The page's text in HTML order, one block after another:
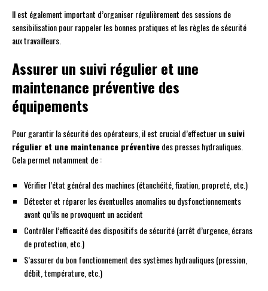
Il est également important d’organiser régulièrement des sessions de
sensibilisation pour rappeler les bonnes pratiques et les règles de sécurité
aux travailleurs.
Assurer un suivi régulier et une
maintenance préventive des
équipements
Pour garantir la sécurité des opérateurs, il est crucial d’effectuer unsuivi
régulier et une maintenance préventivedes presses hydrauliques.
Cela permet notamment de :
Vérifier l’état général des machines (étanchéité, fixation, propreté, etc.)
Détecter et réparer les éventuelles anomalies ou dysfonctionnements
avant qu’ils ne provoquent un accident
Contrôler l’efficacité des dispositifs de sécurité (arrêt d’urgence, écrans
de protection, etc.)
S’assurer du bon fonctionnement des systèmes hydrauliques (pression,
débit, température, etc.)